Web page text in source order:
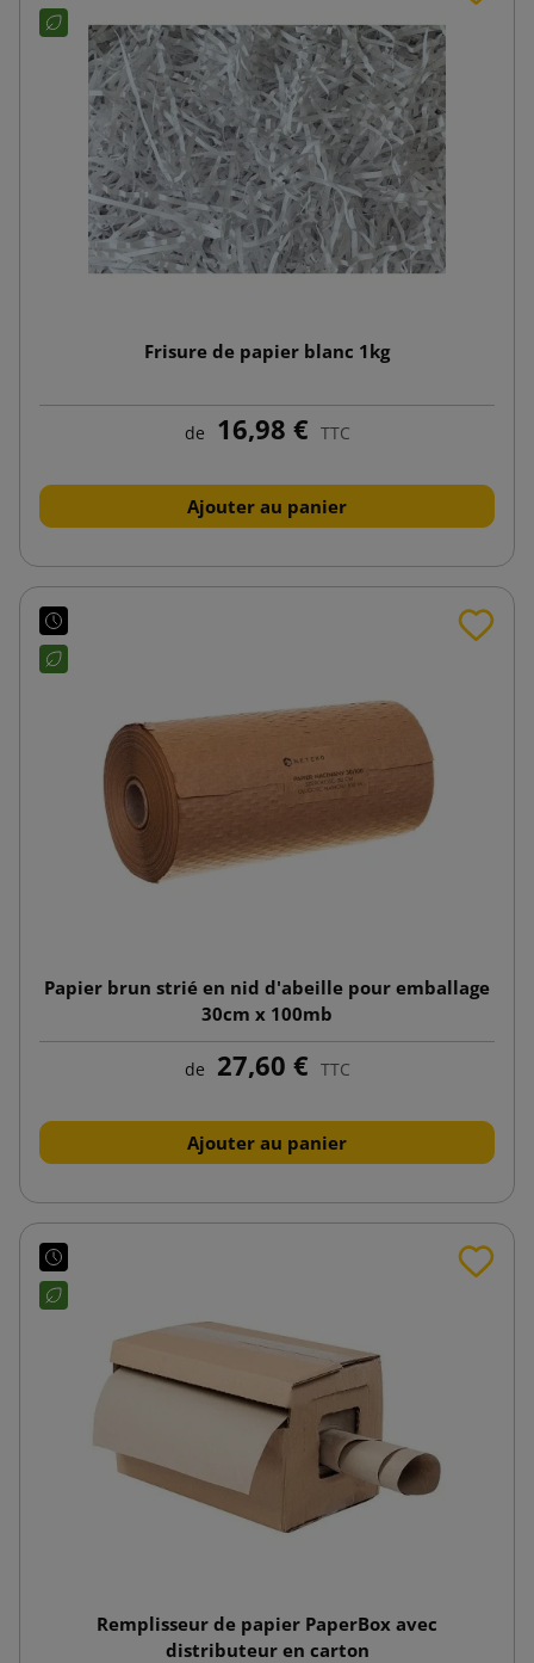
Frisure de papier blanc 1kg
de 16,98 € TTC
Ajouter au panier
Papier brun strié en nid d'abeille pour emballage
30cm x 100mb
de 27,60 € TTC
Ajouter au panier
Remplisseur de papier PaperBox avec
distributeur en carton